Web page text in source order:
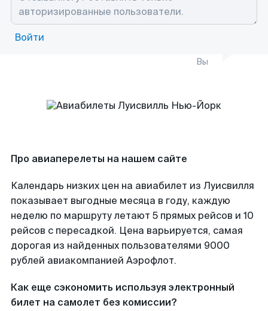
Войти
Вы
Про авиаперелеты на нашем сайте
Календарь низких цен на авиабилет из Луисвилля
показывает выгодные месяца в году, каждую
неделю по маршруту летают 5 прямых рейсов и 10
рейсов с пересадкой. Цена варьируется, самая
дорогая из найденных пользователями 9000
рублей авиакомпанией Аэрофлот.
Как еще сэкономить используя электронный
билет на самолет без комиссии?